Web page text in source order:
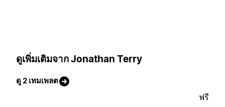
ดูเพิ่มเติมจาก Jonathan Terry
ดู 2 เทมเพลต
ฟรี